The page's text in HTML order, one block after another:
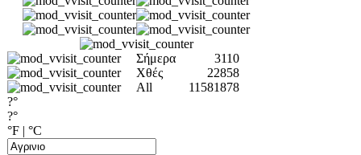
Σήμερα
3110
Χθές
22858
All
11581878
?°
?°
°F | °C